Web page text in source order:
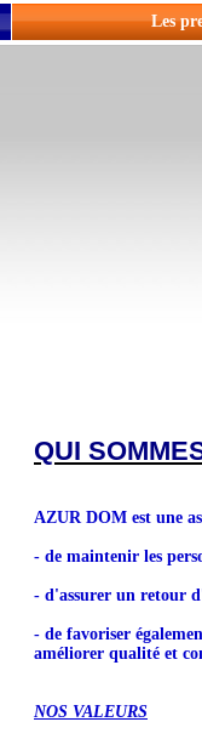
Les
QUI
AZUR DOM est une
- de maintenir les
- d'assurer un retour
- de favoriser
améliorer qualité et
NOS VALEURS